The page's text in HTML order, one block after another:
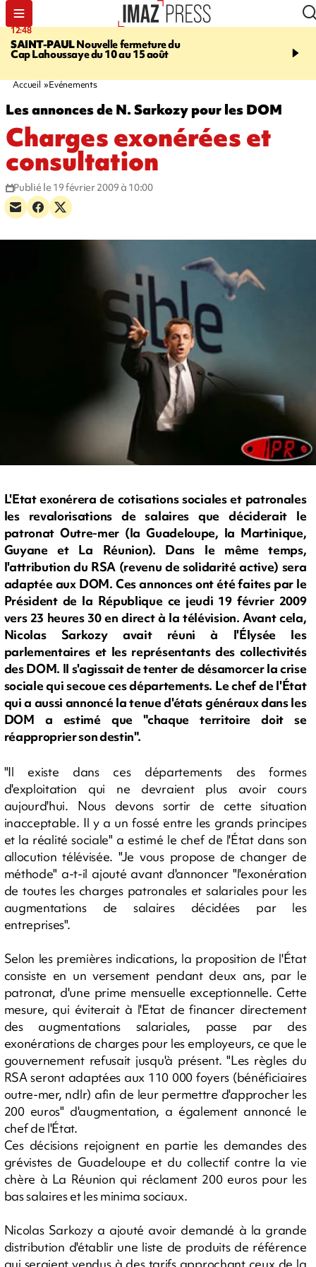
12:48
SAINT-PAULNouvelle fermeture du
Cap Lahoussaye du 10 au 15 août
14:23
massif de migrants, la
Accueil Evénements
Les annonces de N. Sarkozy pour les DOM
Charges exonérées et
consultation
Publié le 19 février 2009 à 10:00
L'Etat exonérera de cotisations sociales et patronales
les revalorisations de salaires que déciderait le
patronat Outre-mer (la Guadeloupe, la Martinique,
Guyane et La Réunion). Dans le même temps,
l'attribution du RSA (revenu de solidarité active) sera
adaptée aux DOM. Ces annonces ont été faites par le
Président de la République ce jeudi 19 février 2009
vers 23 heures 30 en direct à la télévision. Avant cela,
Nicolas Sarkozy avait réuni à l'Élysée les
parlementaires et les représentants des collectivités
des DOM. Il s'agissait de tenter de désamorcer la crise
sociale qui secoue ces départements. Le chef de l'État
qui a aussi annoncé la tenue d'états généraux dans les
DOM a estimé que "chaque territoire doit se
réapproprier son destin".
"Il existe dans ces départements des formes
d'exploitation qui ne devraient plus avoir cours
aujourd'hui. Nous devons sortir de cette situation
inacceptable. Il y a un fossé entre les grands principes
et la réalité sociale" a estimé le chef de l'État dans son
allocution télévisée. "Je vous propose de changer de
méthode" a-t-il ajouté avant d'annoncer "l'exonération
de toutes les charges patronales et salariales pour les
augmentations de salaires décidées par les
entreprises".
Selon les premières indications, la proposition de l'État
consiste en un versement pendant deux ans, par le
patronat, d'une prime mensuelle exceptionnelle. Cette
mesure, qui éviterait à l'Etat de financer directement
des augmentations salariales, passe par des
exonérations de charges pour les employeurs, ce que le
gouvernement refusait jusqu'à présent. "Les règles du
RSA seront adaptées aux 110 000 foyers (bénéficiaires
outre-mer, ndlr) afin de leur permettre d'approcher les
200 euros" d'augmentation, a également annoncé le
chef de l'État.
Ces décisions rejoignent en partie les demandes des
grévistes de Guadeloupe et du collectif contre la vie
chère à La Réunion qui réclament 200 euros pour les
bas salaires et les minima sociaux.
Nicolas Sarkozy a ajouté avoir demandé à la grande
distribution d'établir une liste de produits de référence
qui seraient vendus à des tarifs approchant ceux de la